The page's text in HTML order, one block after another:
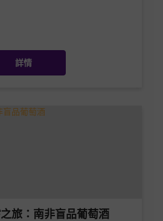
詳情
旅：南非盲品葡萄酒